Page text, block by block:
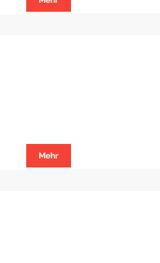
Mehr